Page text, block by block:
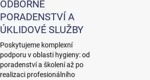
ODBORNÉ
PORADENSTVÍ A
ÚKLIDOVÉ SLUŽBY
Poskytujeme komplexní
podporu v oblasti hygieny: od
poradenství a školení až po
realizaci profesionálního